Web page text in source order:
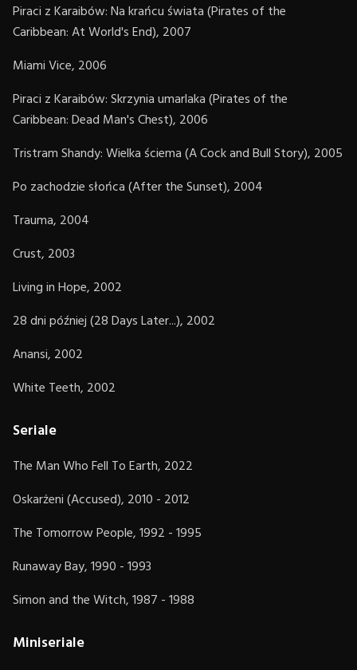
Piraci z Karaibów: Na krańcu świata (Pirates of the
Caribbean: At World's End), 2007
Miami Vice, 2006
Piraci z Karaibów: Skrzynia umarlaka (Pirates of the
Caribbean: Dead Man's Chest), 2006
Tristram Shandy: Wielka ściema (A Cock and Bull Story), 2005
Po zachodzie słońca (After the Sunset), 2004
Trauma, 2004
Crust, 2003
Living in Hope, 2002
28 dni później (28 Days Later...), 2002
Anansi, 2002
White Teeth, 2002
Seriale
The Man Who Fell To Earth, 2022
Oskarżeni (Accused), 2010 - 2012
The Tomorrow People, 1992 - 1995
Runaway Bay, 1990 - 1993
Simon and the Witch, 1987 - 1988
Miniseriale